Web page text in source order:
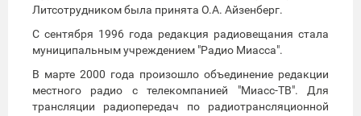
Литсотрудником была принята О.А. Айзенберг.
С сентября 1996 года редакция радиовещания стала
муниципальным учреждением "Радио Миасса".
В марте 2000 года произошло объединение редакции
местного радио с телекомпанией "Миасс-ТВ". Для
трансляции радиопередач по радиотрансляционной